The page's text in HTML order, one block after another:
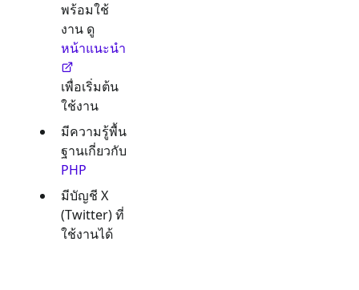
พร้อมใช้
งาน ดู
หน้าแนะนำ
เพื่อเริ่มต้น
ใช้งาน
มีความรู้พื้น
ฐานเกี่ยวกับ
PHP
มีบัญชี X
(Twitter)ที่
ใช้งานได้